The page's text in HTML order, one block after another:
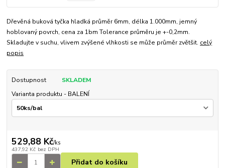
Dřevěná buková tyčka hladká průměr 6mm, délka 1.000mm, jemný
hoblovaný povrch, cena za 1bm Tolerance průměru je +-0,2mm.
Skladujte v suchu, vlivem zvýšené vlhkosti se může průměr zvětšit. celý
popis
Dostupnost
SKLADEM
Varianta produktu - BALENÍ
529,88 Kč/ks
437,92 Kč bez DPH
Přidat do košíku